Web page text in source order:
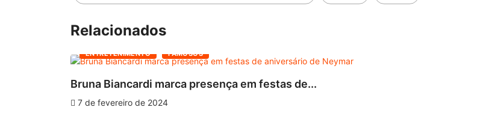
Relacionados
ENTRETENIMENTO FAMOSOS
Bruna Biancardi marca presença em festas de...
7 de fevereiro de 2024